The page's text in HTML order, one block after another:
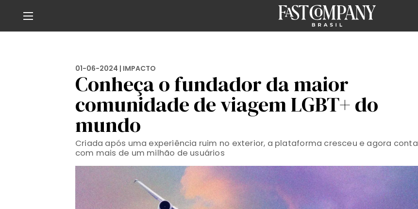
01-06-2024 | IMPACTO
Conheça o fundador da maior
comunidade de viagem LGBT+ do
mundo
Criada após uma experiência ruim no exterior, a plataforma cresceu e agora conta
com mais de um milhão de usuários